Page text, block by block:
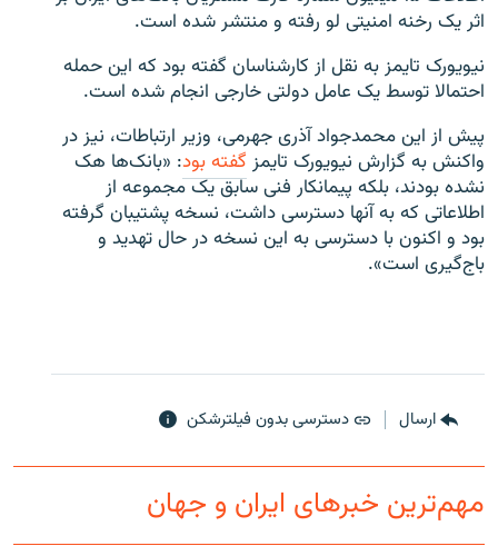
اثر یک رخنه امنیتی لو رفته و منتشر شده است.
نیویورک تایمز به نقل از کارشناسان گفته بود که این حمله
احتمالا توسط یک عامل دولتی خارجی انجام شده است.​
پیش از این محمدجواد آذری جهرمی، وزیر ارتباطات، نیز در
واکنش به گزارش نیویورک تایمز گفته بود: «بانک‌ها هک
نشده بودند، بلکه پیمانکار فنی سابق یک مجموعه از
اطلاعاتی که به آنها دسترسی داشت، نسخه پشتیبان گرفته
بود و اکنون با دسترسی به این نسخه در حال تهدید و
باج‌گیری است».
ارسال دسترسی بدون فیلترشکن
مهم‌ترین خبرهای ایران و جهان